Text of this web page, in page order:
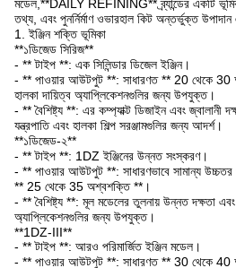
মডেল,**DAILY REFINING** ব্র্যান্ডের একটি
তথ্য, এবং পুনর্নির্মাণ ওভারহাল কিট অন্তর্ভুক্ত
1. ইঞ্জিন শক্তি ভূমিকা
**১ডিজেড সিরিজ**
- ** টাইপ **: এক সিলিন্ডার ডিজেল ইঞ্জিন।
- ** পাওয়ার আউটপুট **: সাধারণত ** 20 থেকে 30
হালকা দায়িত্ব অ্যাপ্লিকেশনগুলির জন্য উপযুক্ত।
- ** বৈশিষ্ট্য **: এর কম্প্যাক্ট ডিজাইন এবং জ্বালানী
যন্ত্রপাতি এবং হালকা শিল্প সরঞ্জামগুলির জন্য আদর্শ।
**১ডিজেড-২**
- ** টাইপ **: 1DZ ইঞ্জিনের উন্নত সংস্করণ।
- ** পাওয়ার আউটপুট **: সাধারণভাবে সামান্য
** 25 থেকে 35 অশ্বশক্তি **।
- ** বৈশিষ্ট্য **: মূল মডেলের তুলনায় উন্নত দক্ষতা
অ্যাপ্লিকেশনগুলির জন্য উপযুক্ত।
**1DZ-III**
- ** টাইপ **: আরও পরিমার্জিত ইঞ্জিন মডেল।
- ** পাওয়ার আউটপুট **: সাধারণত ** 30 থেকে 40